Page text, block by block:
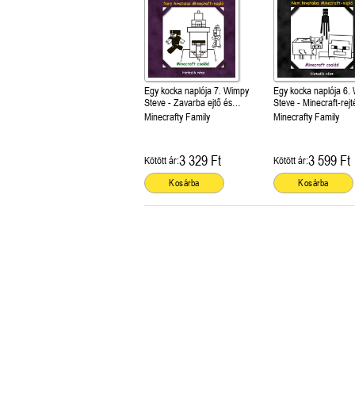
Egy kocka naplója 7. Wimpy
Steve - Zavarba ejtő és
boszorkányos
Minecrafty Family
Kötött ár:3 329 Ft
Kosárba
Egy kocka naplója 6.
Steve - Minecraft-
Minecrafty Family
Kötött ár:3 599 Ft
Kosárba